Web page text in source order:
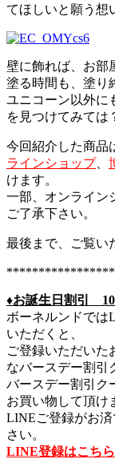
てほしいと願う想
壁に飾れば、お部
塗る時間も、塗り
ユニコーン以外に
を見つけてみては
今回紹介した商品
ラインショップ、
けます。
一部、オンライン
ご了承下さい。
最後まで、ご覧い
♦︎お誕生日割引
ボーネルンドでは
いただくと、
ご登録いただいた
なバースデー割引
バースデー割引ク
お買い物して頂け
LINEご登録がお
さい。
LINE登録はこちら